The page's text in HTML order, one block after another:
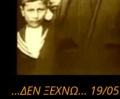
...ΔΕΝ ΞΕΧΝΩ... 19/05